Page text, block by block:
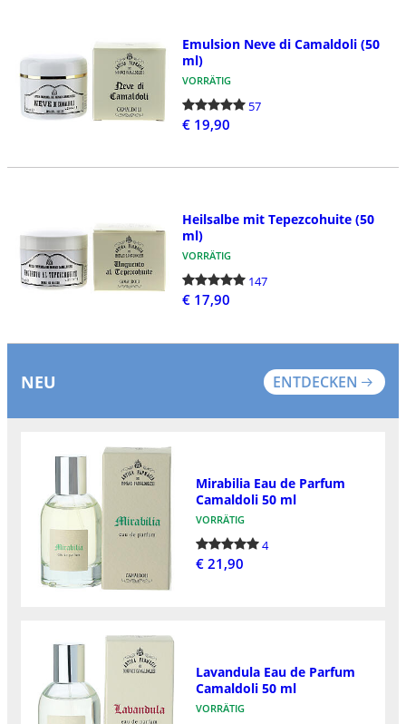
Emulsion Neve di Camaldoli (50
ml)
VORRÄTIG
57
€ 19,90
Heilsalbe mit Tepezcohuite (50
ml)
VORRÄTIG
147
€ 17,90
NEU ENTDECKEN
Mirabilia Eau de Parfum
Camaldoli 50 ml
VORRÄTIG
4
€ 21,90
Lavandula Eau de Parfum
Camaldoli 50 ml
VORRÄTIG